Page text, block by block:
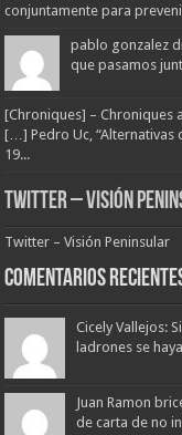
conjuntamente para
pablo gonzalez
que pasamos
[Chroniques] – Chroniques
[…] Pedro Uc, “Alternativas
19...
Twitter – Visión
Twitter – Visión Peninsular
Comentarios
Cicely Vallejos:
ladrones se
Juan Ramon
de carta de no